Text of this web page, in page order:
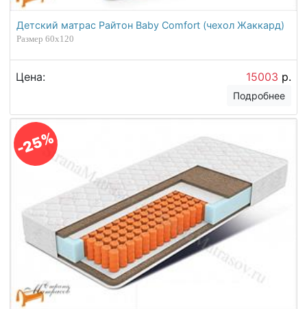
Детский матрас Райтон Baby Comfort (чехол Жаккард)
Размер 60х120
Цена: 15003 р.
Подробнее
-25%